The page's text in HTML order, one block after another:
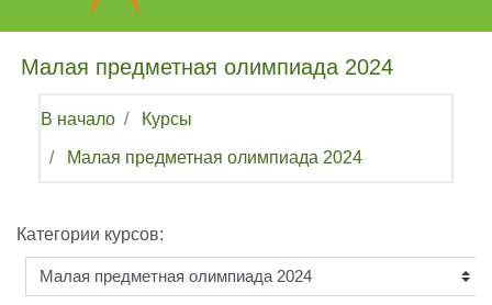
Малая предметная олимпиада 2024
В начало Курсы
Малая предметная олимпиада 2024
Категории курсов: